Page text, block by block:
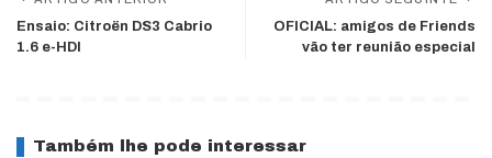
Ensaio: Citroën DS3 Cabrio
1.6 e-HDI
OFICIAL: amigos de Friends
vão ter reunião especial
Também lhe pode interessar